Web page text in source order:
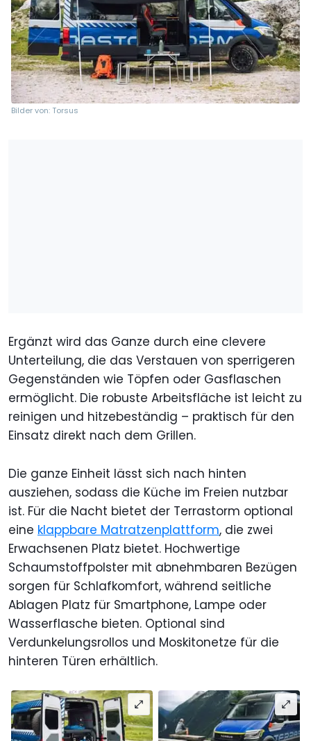
Bilder von: Torsus
Ergänzt wird das Ganze durch eine clevere
Unterteilung, die das Verstauen von sperrigeren
Gegenständen wie Töpfen oder Gasflaschen
ermöglicht. Die robuste Arbeitsfläche ist leicht zu
reinigen und hitzebeständig – praktisch für den
Einsatz direkt nach dem Grillen.
Die ganze Einheit lässt sich nach hinten
ausziehen, sodass die Küche im Freien nutzbar
ist. Für die Nacht bietet der Terrastorm optional
eine klappbare Matratzenplattform, die zwei
Erwachsenen Platz bietet. Hochwertige
Schaumstoffpolster mit abnehmbaren Bezügen
sorgen für Schlafkomfort, während seitliche
Ablagen Platz für Smartphone, Lampe oder
Wasserflasche bieten. Optional sind
Verdunkelungsrollos und Moskitonetze für die
hinteren Türen erhältlich.